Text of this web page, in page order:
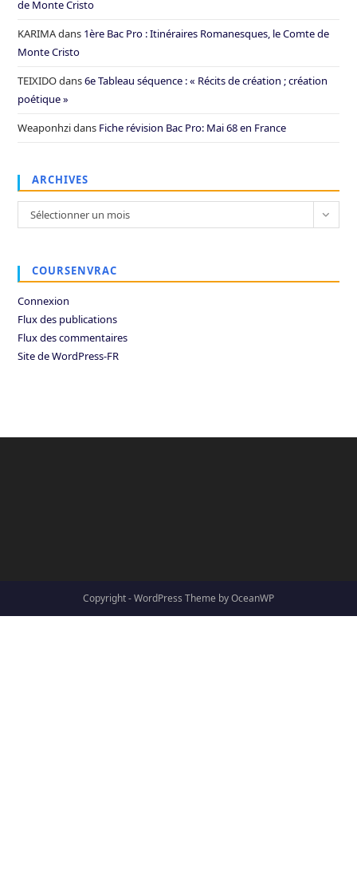
de Monte Cristo
KARIMAdans 1ère Bac Pro : Itinéraires Romanesques, le Comte de
Monte Cristo
TEIXIDOdans6e Tableau séquence : « Récits de création ; création
poétique »
Weaponhzidans Fiche révision Bac Pro: Mai 68 en France
ARCHIVES
Archives
Sélectionner un mois
COURSENVRAC
Connexion
Flux des publications
Flux des commentaires
Site de WordPress-FR
Copyright - WordPress Theme by OceanWP